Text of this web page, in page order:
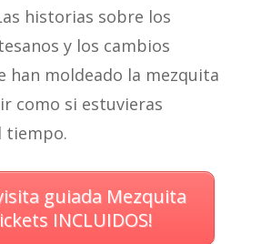
historias sobre los
y los cambios
han moldeado la mezquita
como si estuvieras
tiempo.
guiada Mezquita
INCLUIDOS!